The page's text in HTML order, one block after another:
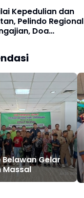
Kepedulian dan
Pelindo Regional
Doa
Belawan Gelar
Massal